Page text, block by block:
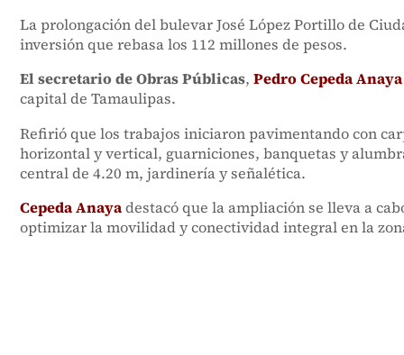
La prolongación del bulevar José López Portillo de
inversión que rebasa los 112 millones de pesos.
El secretario de Obras Públicas, Pedro Cepeda Anaya
capital de Tamaulipas.
Refirió que los trabajos iniciaron pavimentando con
horizontal y vertical, guarniciones, banquetas y
central de 4.20 m, jardinería y señalética.
Cepeda Anayadestacó que la ampliación se lleva a
optimizar la movilidad y conectividad integral en la